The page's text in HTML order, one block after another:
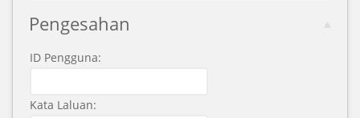
Pengesahan
ID Pengguna:
Kata Laluan: